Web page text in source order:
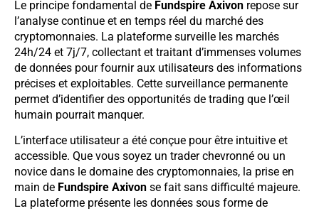
Le principe fondamental de Fundspire Axivon repose sur
l’analyse continue et en temps réel du marché des
cryptomonnaies. La plateforme surveille les marchés
24h/24 et 7j/7, collectant et traitant d’immenses volumes
de données pour fournir aux utilisateurs des informations
précises et exploitables. Cette surveillance permanente
permet d’identifier des opportunités de trading que l’œil
humain pourrait manquer.
L’interface utilisateur a été conçue pour être intuitive et
accessible. Que vous soyez un trader chevronné ou un
novice dans le domaine des cryptomonnaies, la prise en
main de Fundspire Axivon se fait sans difficulté majeure.
La plateforme présente les données sous forme de